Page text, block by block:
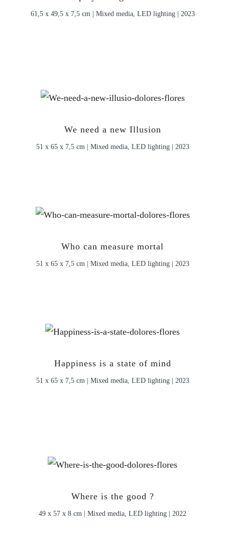
61,5 x 49,5 x 7,5 cm | Mixed media, LED lighting | 2023
We need a new Illusion
51 x 65 x 7,5 cm | Mixed media, LED lighting | 2023
Who can measure mortal
51 x 65 x 7,5 cm | Mixed media, LED lighting | 2023
Happiness is a state of mind
51 x 65 x 7,5 cm | Mixed media, LED lighting | 2023
Where is the good ?
49 x 57 x 8 cm | Mixed media, LED lighting | 2022